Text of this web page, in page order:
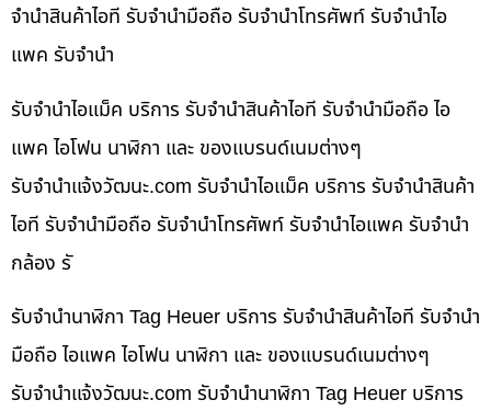
จำนำสินค้าไอที รับจำนำมือถือ รับจำนำโทรศัพท์ รับจำนำไอ
แพค รับจำนำ
รับจำนำไอแม็ค บริการ รับจำนำสินค้าไอที รับจำนำมือถือ ไอ
แพค ไอโฟน นาฬิกา และ ของแบรนด์เนมต่างๆ
รับจํานําแจ้งวัฒนะ.com รับจำนำไอแม็ค บริการ รับจำนำสินค้า
ไอที รับจำนำมือถือ รับจำนำโทรศัพท์ รับจำนำไอแพค รับจำนำ
กล้อง รั
รับจำนำนาฬิกา Tag Heuer บริการ รับจำนำสินค้าไอที รับจำนำ
มือถือ ไอแพค ไอโฟน นาฬิกา และ ของแบรนด์เนมต่างๆ
รับจํานําแจ้งวัฒนะ.com รับจำนำนาฬิกา Tag Heuer บริการ